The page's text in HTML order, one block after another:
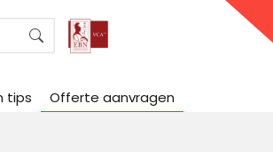
tips Offerte aanvragen